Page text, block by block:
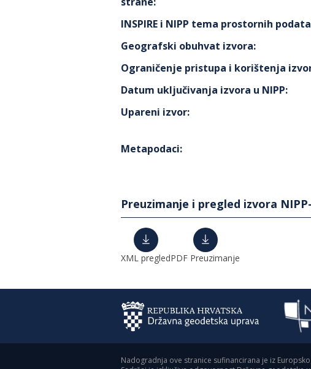
INSPIRE i NIPP tema prostornih
Geografski obuhvat izvora:
Ograničenje pristupa i korištenja
Datum uključivanja izvora u NIPP:
Upareni izvor:
Metapodaci:
Preuzimanje i pregled izvora
XML pregledPDF Preuzimanje
Nadogradnja ove stranice sufinancirana je iz